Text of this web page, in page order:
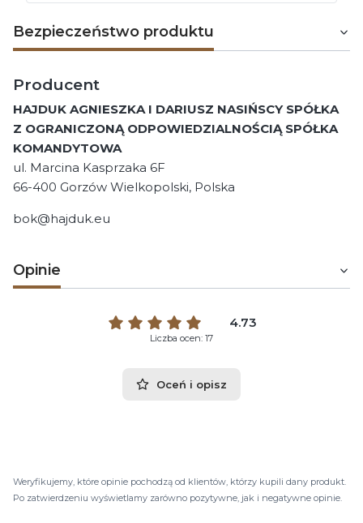
Bezpieczeństwo produktu
Producent
HAJDUK AGNIESZKA I DARIUSZ NASIŃSCY SPÓŁKA
Z OGRANICZONĄ ODPOWIEDZIALNOŚCIĄ SPÓŁKA
KOMANDYTOWA
ul. Marcina Kasprzaka 6F
66-400 Gorzów Wielkopolski, Polska
bok@hajduk.eu
Opinie
4.73
Liczba ocen: 17
Oceń i opisz
Weryfikujemy, które opinie pochodzą od klientów, którzy kupili dany produkt.
Po zatwierdzeniu wyświetlamy zarówno pozytywne, jak i negatywne opinie.